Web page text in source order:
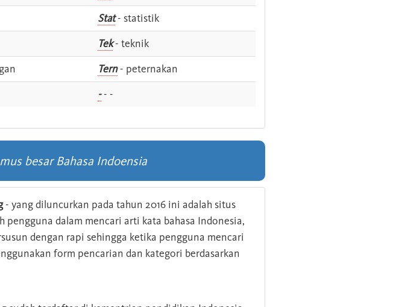
Stat- statistik
Tek- teknik
Tern- peternakan
-- -
besar Bahasa Indoensia
- yang diluncurkan pada tahun 2016 ini adalah situs
dalam mencari arti kata bahasa Indonesia,
dengan rapi sehingga ketika pengguna mencari
form pencarian dan kategori berdasarkan